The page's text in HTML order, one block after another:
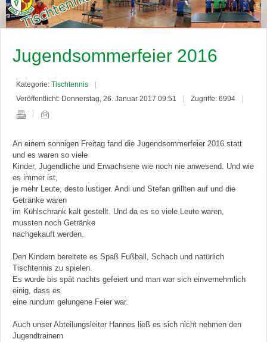
Jugendsommerfeier 2016
Kategorie: Tischtennis
Veröffentlicht: Donnerstag, 26. Januar 2017 09:51
Zugriffe: 6994
An einem sonnigen Freitag fand die Jugendsommerfeier 2016 statt
und es waren so viele
Kinder, Jugendliche und Erwachsene wie noch nie anwesend. Und wie
es immer ist,
je mehr Leute, desto lustiger. Andi und Stefan grillten auf und die
Getränke waren
im Kühlschrank kalt gestellt. Und da es so viele Leute waren,
mussten noch Getränke
nachgekauft werden.
Den Kindern bereitete es Spaß Fußball, Schach und natürlich
Tischtennis zu spielen.
Es wurde bis spät nachts gefeiert und man war sich einvernehmlich
einig, dass es
eine rundum gelungene Feier war.
Auch unser Abteilungsleiter Hannes ließ es sich nicht nehmen den
Jugendtrainern